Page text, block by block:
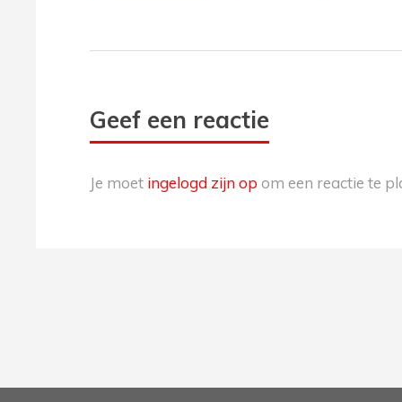
Geef een reactie
Je moet ingelogd zijn op om een reactie te